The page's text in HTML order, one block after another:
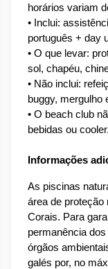
horários variam
• Inclui:
português + day
• O que levar:
sol, chapéu,
• Não inclui:
buggy, mergulho
• O beach club
bebidas ou cooler.
Informações
As piscinas
área de proteção
Corais. Para
permanência
órgãos
galés por, no